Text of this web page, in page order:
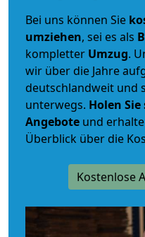
Bei uns können Sie
umziehen, sei es als
kompletter Umzug.
wir über die Jahre
deutschlandweit und
unterwegs. Holen
Angebote und
Überblick über die
Kostenlose